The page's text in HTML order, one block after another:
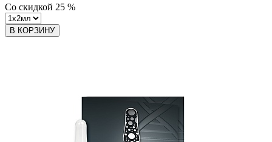
Со скидкой 25 %
В КОРЗИНУ